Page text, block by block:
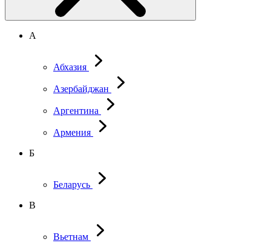
А
Абхазия
Азербайджан
Аргентина
Армения
Б
Беларусь
В
Вьетнам